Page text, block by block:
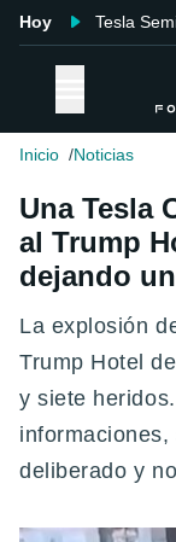
Hoy Tesla
Inicio Noticias
Una Tesla
al Trump
dejando
La explosión
Trump Hotel
y siete
deliberado y